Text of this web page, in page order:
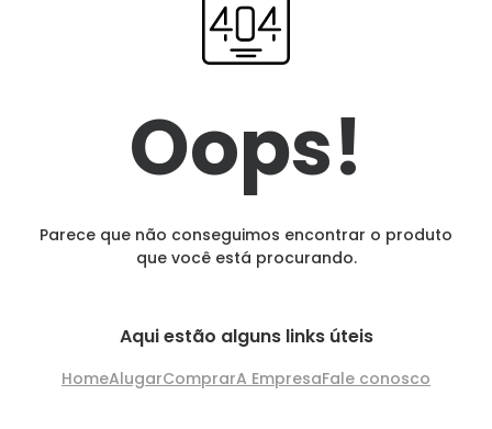
Oops!
Parece que não conseguimos encontrar o produto
que você está procurando.
Aqui estão alguns links úteis
HomeAlugarComprarA EmpresaFale conosco